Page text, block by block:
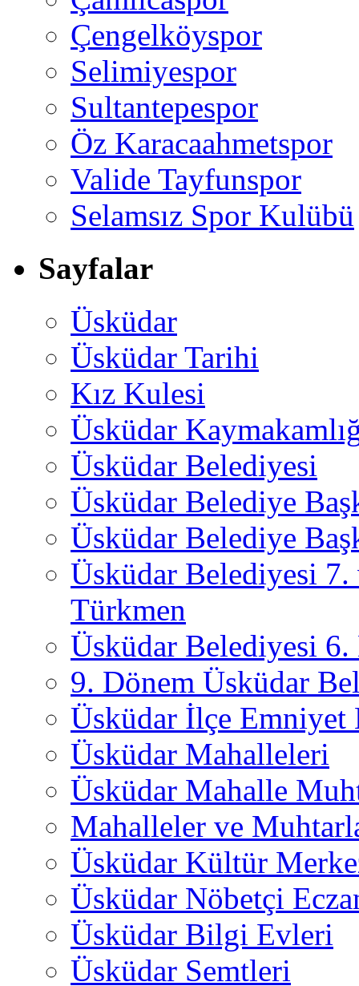
Çengelköyspor
Selimiyespor
Sultantepespor
Öz Karacaahmetspor
Valide Tayfunspor
Selamsız Spor Kulübü
Sayfalar
Üsküdar
Üsküdar Tarihi
Kız Kulesi
Üsküdar
Üsküdar Belediyesi
Üsküdar Belediye
Üsküdar Belediye
Üsküdar Belediyesi
Türkmen
Üsküdar Belediyesi 6.
9. Dönem Üsküdar
Üsküdar İlçe
Üsküdar Mahalleleri
Üsküdar Mahalle
Mahalleler ve
Üsküdar Kültür
Üsküdar Nöbetçi
Üsküdar Bilgi Evleri
Üsküdar Semtleri